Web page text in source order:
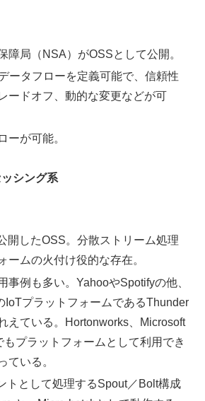
障局（NSA）がOSSとして公開。
ータフローを定義可能で、信頼性
ードオフ、動的な変更などが可
ーが可能。
シング系
開したOSS。分散ストリーム処理
ームの火付け役的な存在。
事例も多い。YahooやSpotifyの他、
IoTプラットフォームであるThunder
えている。Hortonworks、Microsoft
もプラットフォームとして利用でき
ている。
トとして処理するSpout／Bolt構成